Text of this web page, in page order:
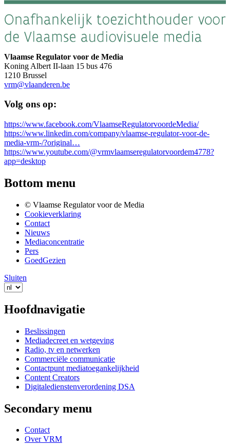
Vlaamse Regulator voor de Media
Koning Albert II-laan 15 bus 476
1210 Brussel
vrm@vlaanderen.be
Volg ons op:
https://www.facebook.com/VlaamseRegulatorvoordeMedia/
https://www.linkedin.com/company/vlaamse-regulator-voor-de-
media-vrm-/?original…
https://www.youtube.com/@vrmvlaamseregulatorvoordem4778?
app=desktop
Bottom menu
© Vlaamse Regulator voor de Media
Cookieverklaring
Contact
Nieuws
Mediaconcentratie
Pers
GoedGezien
Sluiten
Hoofdnavigatie
Beslissingen
Mediadecreet en wetgeving
Radio, tv en netwerken
Commerciële communicatie
Contactpunt mediatoegankelijkheid
Content Creators
Digitaledienstenverordening DSA
Secondary menu
Contact
Over VRM